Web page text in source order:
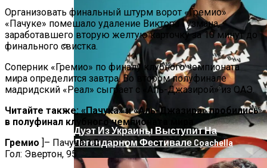
На Донбассе Во Время Тушения
Пожара Погибли Двое Военных
Дуэт Из Украины Выступит На
Легендарном Фестивале Coachella
Организовать финальный штурм ворот «Гремио»
«Пачуке» помешало удаление Виктора Гузмана,
заработавшего вторую желтую карточку за 10 минут до
финального свистка.
Соперник «Гремио» по финалу клубного чемпионата
мира определится завтра. Во втором полуфинале
мадридский «Реал» сыграет с «Аль-Джазирой» из ОАЭ.
Читайте также: «Пачука» и «Аль-Джазира» пробились
в полуфинал клубного чемпионата мира
Гремио ]– Пачука 1:0
Гол: Эвертон, 95